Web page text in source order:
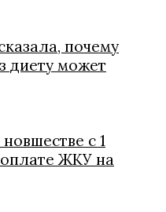
почему
диету может
с 1
оплате ЖКУ на